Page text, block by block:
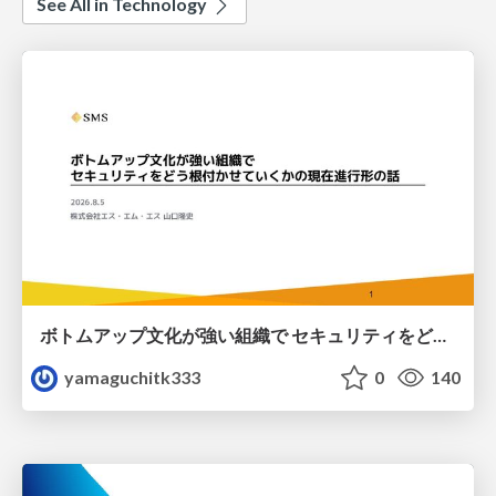
ボトムアップ文化が強い組織で セキュリティをどう根付かせていくかの現在進行形の話 / Making Security Stick in a Bottom-Up Organization
yamaguchitk333
0 140